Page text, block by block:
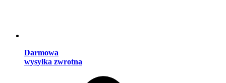
Darmowa
wysyłka zwrotna